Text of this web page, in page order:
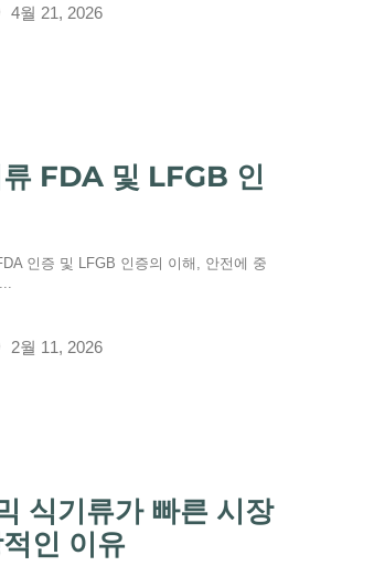
4월 21, 2026
FDA 및 LFGB 인
인증 및 LFGB 인증의 이해, 안전에 중
2월 11, 2026
식기류가 빠른 시장
인 이유